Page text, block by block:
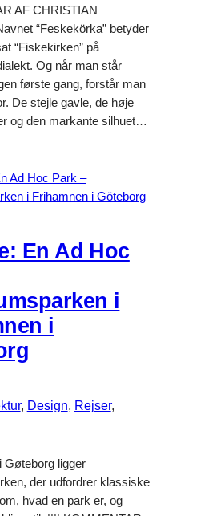
AF CHRISTIAN
“Feskekörka” betyder
“Fiskekirken” på
Og når man står
første gang, forstår man
De stejle gavle, de høje
og den markante silhuet…
En Ad Hoc
i
i
, Design, Rejser
Gøteborg ligger
der udfordrer klassiske
hvad en park er, og